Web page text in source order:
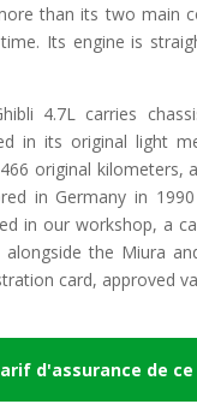
than its two main
Its engine is
4.7L carries
in its original light
original kilometers,
in Germany in
in our workshop, a
the Miura
card, approved
d'assurance de